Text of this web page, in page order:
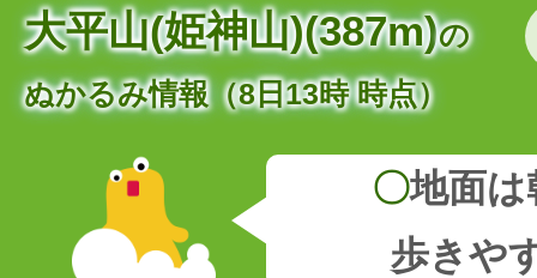
大平山(姫神山)(387m)の
ぬかるみ情報（8日13時 時点）
〇地面
歩きや